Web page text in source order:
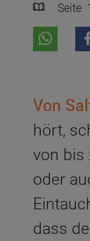
Seite
Von
hört,
von bis
oder
dass